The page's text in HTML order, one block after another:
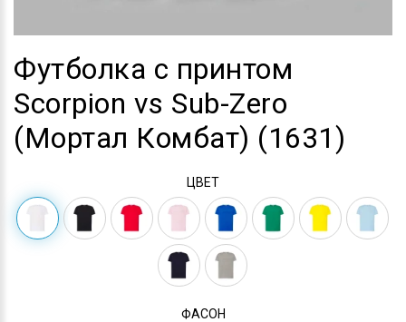
Футболка с принтом
Scorpion vs Sub-Zero
(Мортал Комбат) (1631)
ЦВЕТ
ФАСОН